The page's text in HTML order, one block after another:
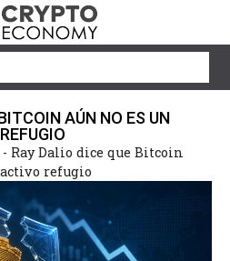
AÚN NO ES UN
- Ray Dalio dice que Bitcoin
refugio